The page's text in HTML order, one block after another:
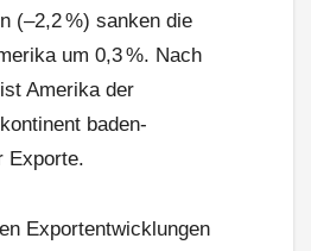
(–2,2 %) sanken die
um 0,3 %. Nach
Amerika der
baden-
Exporte.
Exportentwicklungen